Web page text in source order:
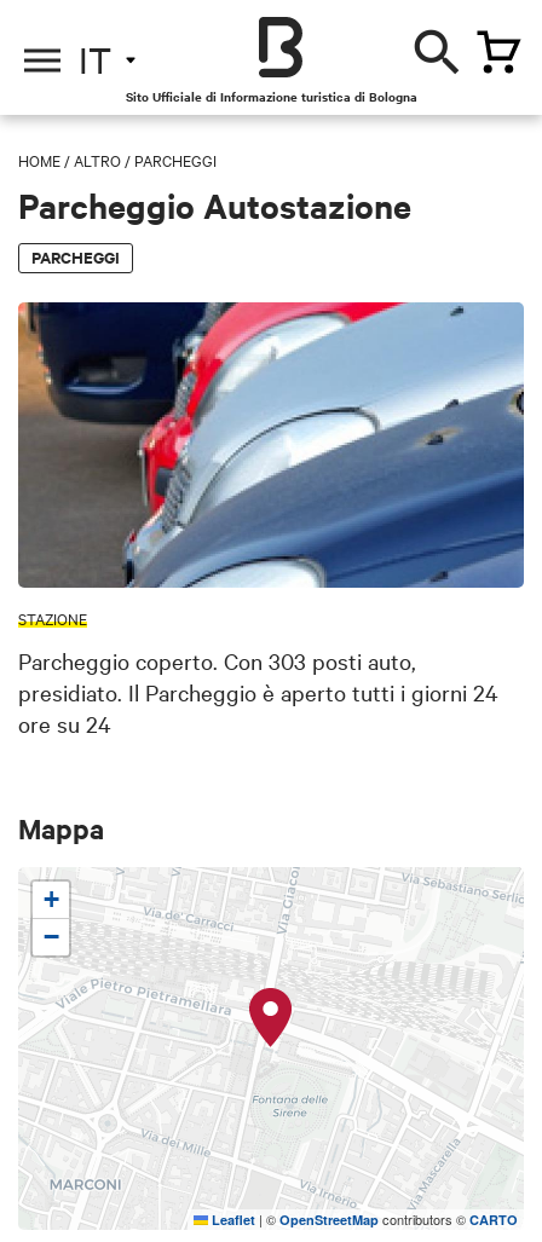
IT
Sito Ufficiale di Informazione turistica di Bologna
HOME /ALTRO / PARCHEGGI
Parcheggio Autostazione
PARCHEGGI
STAZIONE
Parcheggio coperto. Con 303 posti auto,
presidiato. Il Parcheggio è aperto tutti i giorni 24
ore su 24
Mappa
+
−
Leaflet | © OpenStreetMap contributors © CARTO